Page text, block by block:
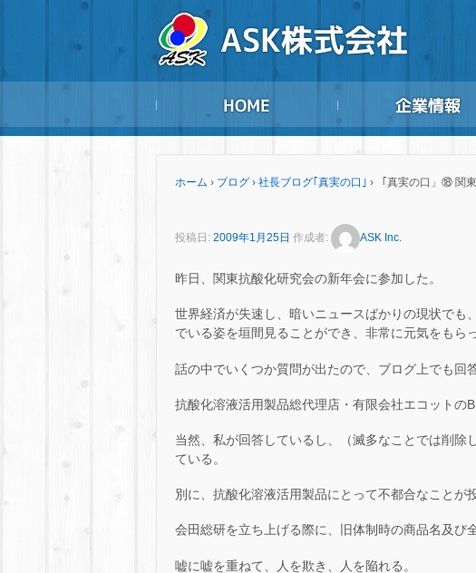
ホーム › ブログ › 社長ブログ｢真実の口｣ › 「真実の口」⑱ 関
投稿日: 2009年1月25日 作成者: ASK Inc.
昨日、関東抗酸化研究会の新年会に参加した。
世界経済が失速し、暗いニュースばかりの現状でも
でいる姿を垣間見ることができ、非常に元気をもらっ
話の中でいくつか質問が出たので、ブログ上でも回
抗酸化溶液活用製品総代理店・有限会社エコットの
当然、私が回答しているし、（滅多なことでは削除
ている。
別に、抗酸化溶液活用製品にとって不都合なことが
会田総研を立ち上げる際に、旧体制時の商品名及び
嘘に嘘を重ねて、人を欺き、人を陥れる。